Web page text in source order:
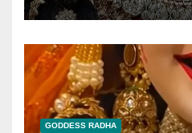
GODDESS RADHA